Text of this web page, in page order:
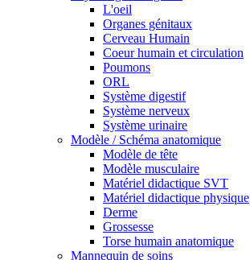
L'oeil
Organes génitaux
Cerveau Humain
Coeur humain et circulation
Poumons
ORL
Système digestif
Système nerveux
Système urinaire
Modèle / Schéma anatomique
Modèle de tête
Modèle musculaire
Matériel didactique SVT
Matériel didactique physique
Derme
Grossesse
Torse humain anatomique
Mannequin de soins